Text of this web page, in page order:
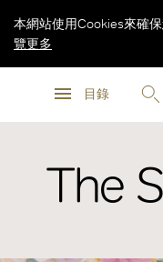
目錄
本網站使用Cookies來確
覽更多
The